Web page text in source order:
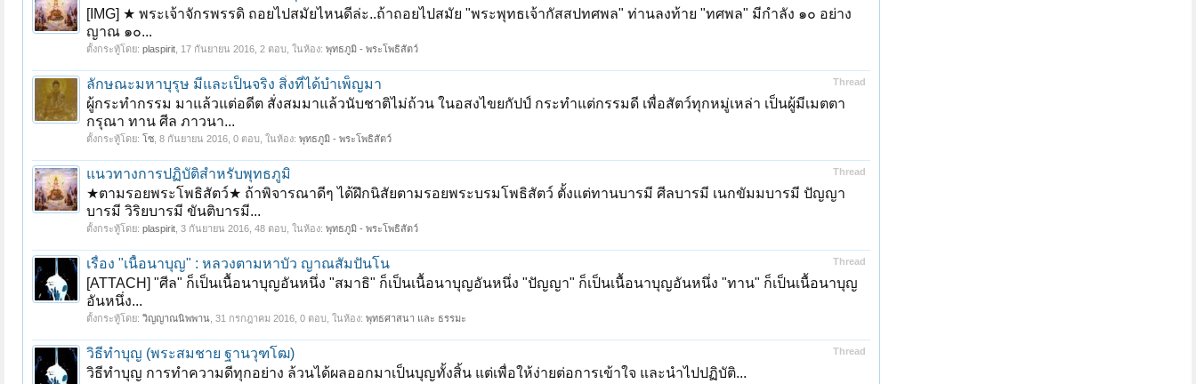
[IMG] ★ พระเจ้าจักรพรรดิ ถอยไปสมัยไหนดีล่ะ..ถ้าถอยไปสมัย "พระพุทธเจ้ากัสสปทศพล" ท่านลงท้าย "ทศพล" มีกำลัง ๑๐ อย่าง
ญาณ ๑๐...
ตั้งกระทู้โดย: plaspirit 17 กันยายน 2016 , 2 ตอบ, ในห้อง: พุทธภูมิ - พระโพธิสัตว์
Thread
ลักษณะมหาบุรุษ มีและเป็นจริง สิ่งที่ได้บำเพ็ญมา
ผู้กระทำกรรม มาแล้วแต่อดีต สั่งสมมาแล้วนับชาติไม่ถ้วน ในอสงไขยกัปป์ กระทำแต่กรรมดี เพื่อสัตว์ทุกหมู่เหล่า เป็นผู้มีเมตตา
กรุณา ทาน ศีล ภาวนา...
ตั้งกระทู้โดย: โซ 8 กันยายน 2016 , 0 ตอบ, ในห้อง: พุทธภูมิ - พระโพธิสัตว์
Thread
แนวทางการปฏิบัติสำหรับพุทธภูมิ
★ตามรอยพระโพธิสัตว์★ ถ้าพิจารณาดีๆ ได้ฝึกนิสัยตามรอยพระบรมโพธิสัตว์ ตั้งแต่ทานบารมี ศีลบารมี เนกขัมมบารมี ปัญญา
บารมี วิริยบารมี ขันติบารมี...
ตั้งกระทู้โดย: plaspirit 3 กันยายน 2016 , 48 ตอบ, ในห้อง: พุทธภูมิ - พระโพธิสัตว์
Thread
เรื่อง "เนื้อนาบุญ" : หลวงตามหาบัว ญาณสัมปันโน
[ATTACH] "ศีล" ก็เป็นเนื้อนาบุญอันหนึ่ง "สมาธิ" ก็เป็นเนื้อนาบุญอันหนึ่ง "ปัญญา" ก็เป็นเนื้อนาบุญอันหนึ่ง "ทาน" ก็เป็นเนื้อนาบุญ
อันหนึ่ง...
ตั้งกระทู้โดย: วิญญาณนิพพาน 31 กรกฎาคม 2016 , 0 ตอบ, ในห้อง: พุทธศาสนา และ ธรรมะ
Thread
วิธีทำบุญ (พระสมชาย ฐานวุฑโฒ)
วิธีทำบุญ การทำความดีทุกอย่าง ล้วนได้ผลออกมาเป็นบุญทั้งสิ้น แต่เพื่อให้ง่ายต่อการเข้าใจ และนำไปปฏิบัติ...